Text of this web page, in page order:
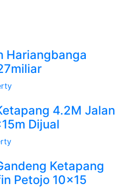
Hariangbanga
4.2M Jalan
Dijual
Ketapang
Petojo 10×15